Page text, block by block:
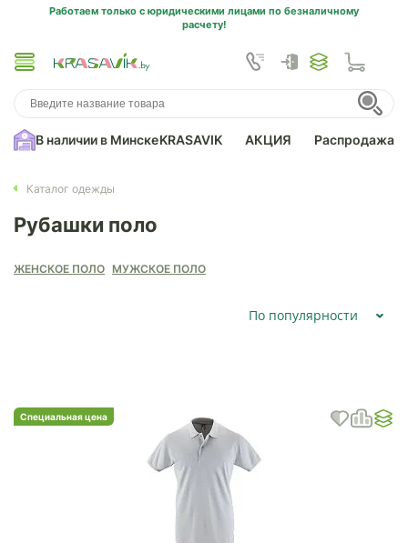
Работаем только с юридическими лицами по безналичному
расчету!
В наличии в МинскеKRASAVIK АКЦИЯ Распродажа
Каталог одежды
Рубашки поло
ЖЕНСКОЕ ПОЛО МУЖСКОЕ ПОЛО
По популярности
Специальная цена